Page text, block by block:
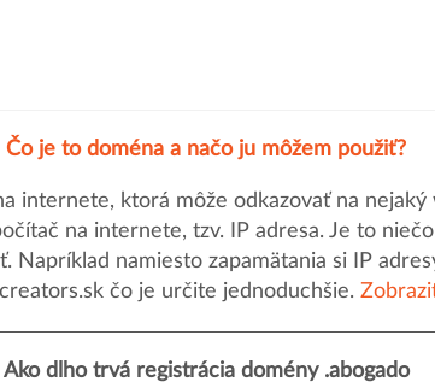
Čo je to doména a načo ju môžem použiť?
internete, ktorá môže odkazovať na
na internete, tzv. IP adresa. Je to
Napríklad namiesto zapamätania si IP
čo je určite jednoduchšie.
Ako dlho trvá registrácia domény .abogado